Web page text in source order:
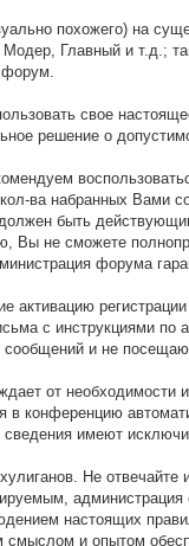
похожего) на
Главный и т.д.;
форум.
свое
решение о
ва набранных Вами
быть
Вы не сможете
форума
активацию
с инструкциями по
и не
от необходимости
в конференцию
имеют
Не
настоящих
смыслом и опытом